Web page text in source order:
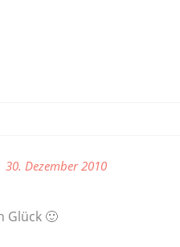
30. Dezember 2010
Glück 🙂